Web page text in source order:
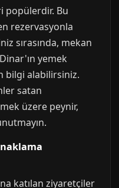
popülerdir. Bu
rezervasyonla
sırasında, mekan
yemek
bilgi alabilirsiniz.
satan
üzere peynir,
katılan ziyaretçiler